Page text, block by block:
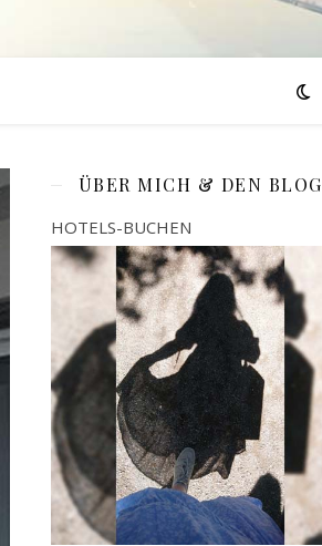
ÜBER MICH & DEN BLOG
HOTELS-BUCHEN